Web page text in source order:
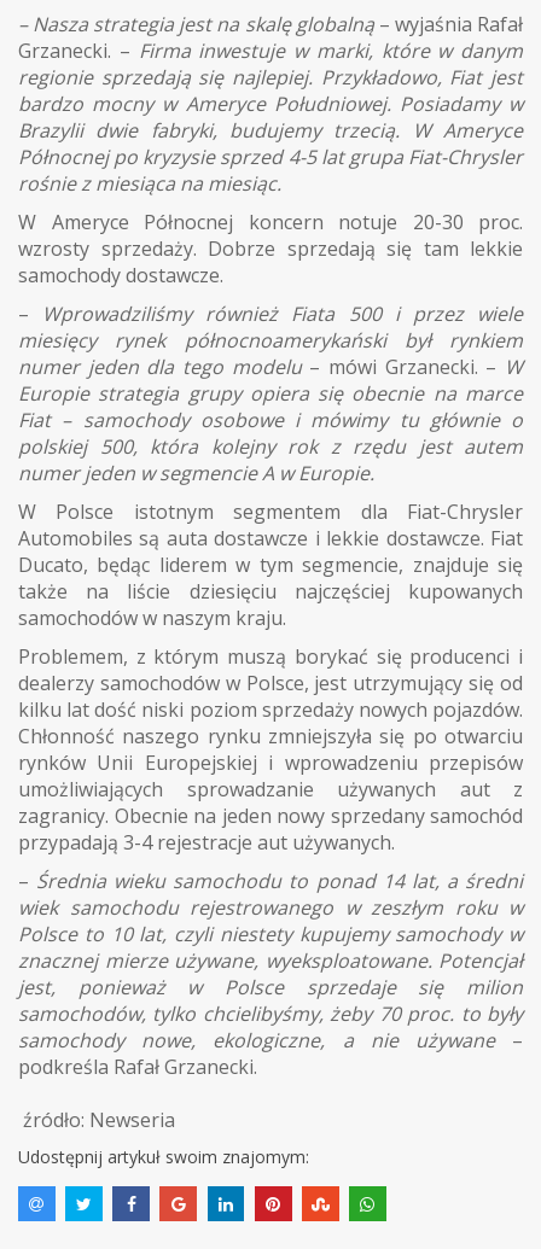
– Nasza strategia jest na skalę globalną – wyjaśnia Rafał
Grzanecki. – Firma inwestuje w marki, które w danym
regionie sprzedają się najlepiej. Przykładowo, Fiat jest
bardzo mocny w Ameryce Południowej. Posiadamy w
Brazylii dwie fabryki, budujemy trzecią. W Ameryce
Północnej po kryzysie sprzed 4-5 lat grupa Fiat-Chrysler
rośnie z miesiąca na miesiąc.
W Ameryce Północnej koncern notuje 20-30 proc.
wzrosty sprzedaży. Dobrze sprzedają się tam lekkie
samochody dostawcze.
–
Wprowadziliśmy również Fiata 500 i przez wiele
miesięcy rynek północnoamerykański był rynkiem
numer jeden dla tego modelu– mówi Grzanecki. – W
Europie strategia grupy opiera się obecnie na marce
Fiat – samochody osobowe i mówimy tu głównie o
polskiej 500, która kolejny rok z rzędu jest autem
numer jeden w segmencie A w Europie.
W Polsce istotnym segmentem dla Fiat-Chrysler
Automobiles są auta dostawcze i lekkie dostawcze. Fiat
Ducato, będąc liderem w tym segmencie, znajduje się
także na liście dziesięciu najczęściej kupowanych
samochodów w naszym kraju.
Problemem, z którym muszą borykać się producenci i
dealerzy samochodów w Polsce, jest utrzymujący się od
kilku lat dość niski poziom sprzedaży nowych pojazdów.
Chłonność naszego rynku zmniejszyła się po otwarciu
rynków Unii Europejskiej i wprowadzeniu przepisów
umożliwiających sprowadzanie używanych aut z
zagranicy. Obecnie na jeden nowy sprzedany samochód
przypadają 3-4 rejestracje aut używanych.
– Średnia wieku samochodu to ponad 14 lat, a średni
wiek samochodu rejestrowanego w zeszłym roku w
Polsce to 10 lat, czyli niestety kupujemy samochody w
znacznej mierze używane, wyeksploatowane. Potencjał
jest, ponieważ w Polsce sprzedaje się milion
samochodów, tylko chcielibyśmy, żeby 70 proc. to były
samochody nowe, ekologiczne, a nie używane –
podkreśla Rafał Grzanecki.
źródło: Newseria
Udostępnij artykuł swoim znajomym: